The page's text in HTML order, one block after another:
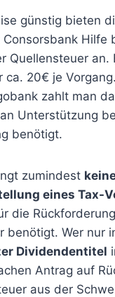
günstig bieten
Consorsbank Hilfe
Quellensteuer an.
ca. 20€ je
zahlt man
Unterstützung
benötigt.
zumindest
eines Tax-
die
benötigt. Wer nur
Dividendentitel
Antrag auf
aus der